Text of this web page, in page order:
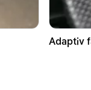
Adaptiv